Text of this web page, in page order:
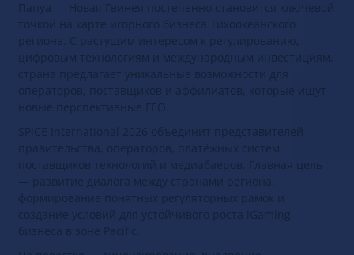
Папуа — Новая Гвинея постепенно становится ключевой
точкой на карте игорного бизнеса Тихоокеанского
региона. С растущим интересом к регулированию,
цифровым технологиям и международным инвестициям,
страна предлагает уникальные возможности для
операторов, поставщиков и аффилиатов, которые ищут
новые перспективные ГЕО.
SPiCE International 2026 объединит представителей
правительства, операторов, платёжных систем,
поставщиков технологий и медиабаеров. Главная цель
— развитие диалога между странами региона,
формирование понятных регуляторных рамок и
создание условий для устойчивого роста iGaming-
бизнеса в зоне Pacific.